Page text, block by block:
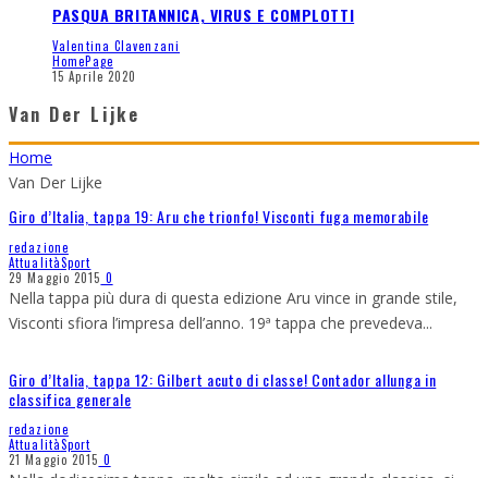
PASQUA BRITANNICA, VIRUS E COMPLOTTI
Valentina Clavenzani
HomePage
15 Aprile 2020
Van Der Lijke
Home
Van Der Lijke
Giro d’Italia, tappa 19: Aru che trionfo! Visconti fuga memorabile
redazione
AttualitàSport
29 Maggio 2015 0
Nella tappa più dura di questa edizione Aru vince in grande stile,
Visconti sfiora l’impresa dell’anno. 19ª tappa che prevedeva...
Giro d’Italia, tappa 12: Gilbert acuto di classe! Contador allunga in
classifica generale
redazione
AttualitàSport
21 Maggio 2015 0